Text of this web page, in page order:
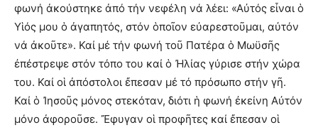
φωνή ἀκούστηκε ἀπό τήν νεφέλη νά λέει: «Αὐτός εἶναι ὁ
Υἱός μου ὁ ἀγαπητός, στόν ὁποῖον εὐαρεστοῦμαι, αὐτόν
νά ἀκοῦτε». Καί μέ τήν φωνή τοῦ Πατέρα ὁ Μωϋσῆς
ἐπέστρεψε στόν τόπο του καί ὁ Ἠλίας γύρισε στήν χώρα
του. Καί οἱ ἀπόστολοι ἔπεσαν μέ τό πρόσωπο στήν γῆ.
Καί ὁ Ἰησοῦς μόνος στεκόταν, διότι ἡ φωνή ἐκείνη Αὐτόν
μόνο ἀφοροῦσε. Ἔφυγαν οἱ προφῆτες καί ἔπεσαν οἱ